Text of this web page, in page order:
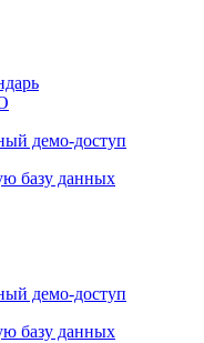
демо-доступ
базу данных
демо-доступ
базу данных